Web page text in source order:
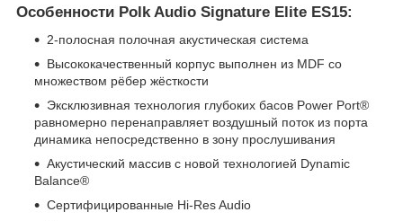
Особенности Polk Audio Signature Elite ES15:
2-полосная полочная акустическая система
Высококачественный корпус выполнен из MDF со
множеством рёбер жёсткости
Эксклюзивная технология глубоких басов Power Port®
равномерно перенаправляет воздушный поток из порта
динамика непосредственно в зону прослушивания
Акустический массив с новой технологией Dynamic
Balance®
Сертифицированные Hi-Res Audio